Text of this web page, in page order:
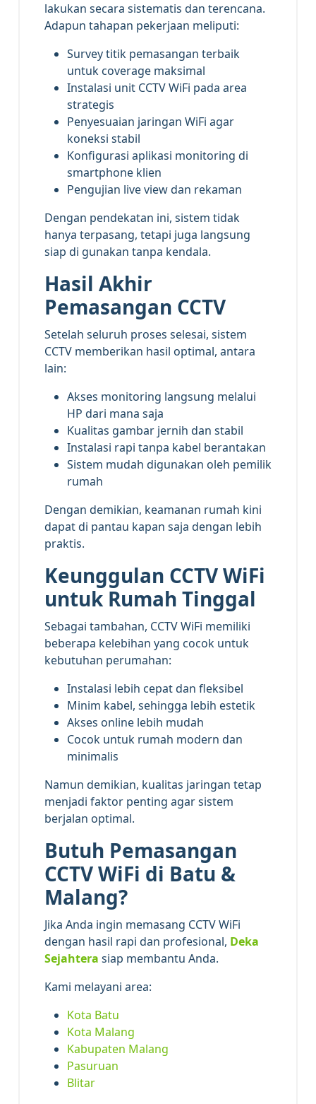
lakukan secara sistematis dan terencana.
Adapun tahapan pekerjaan meliputi:
Survey titik pemasangan terbaik
untuk coverage maksimal
Instalasi unit CCTV WiFi pada area
strategis
Penyesuaian jaringan WiFi agar
koneksi stabil
Konfigurasi aplikasi monitoring di
smartphone klien
Pengujian live view dan rekaman
Dengan pendekatan ini, sistem tidak
hanya terpasang, tetapi juga langsung
siap di gunakan tanpa kendala.
Hasil Akhir
Pemasangan CCTV
Setelah seluruh proses selesai, sistem
CCTV memberikan hasil optimal, antara
lain:
Akses monitoring langsung melalui
HP dari mana saja
Kualitas gambar jernih dan stabil
Instalasi rapi tanpa kabel berantakan
Sistem mudah digunakan oleh pemilik
rumah
Dengan demikian, keamanan rumah kini
dapat di pantau kapan saja dengan lebih
praktis.
Keunggulan CCTV WiFi
untuk Rumah Tinggal
Sebagai tambahan, CCTV WiFi memiliki
beberapa kelebihan yang cocok untuk
kebutuhan perumahan:
Instalasi lebih cepat dan fleksibel
Minim kabel, sehingga lebih estetik
Akses online lebih mudah
Cocok untuk rumah modern dan
minimalis
Namun demikian, kualitas jaringan tetap
menjadi faktor penting agar sistem
berjalan optimal.
Butuh Pemasangan
CCTV WiFi di Batu &
Malang?
Jika Anda ingin memasang CCTV WiFi
dengan hasil rapi dan profesional, Deka
Sejahtera siap membantu Anda.
Kami melayani area:
Kota Batu
Kota Malang
Kabupaten Malang
Pasuruan
Blitar